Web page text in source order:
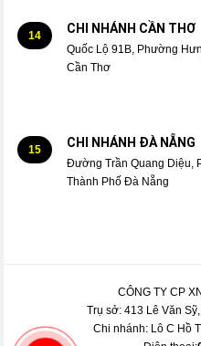
14 CHI NHÁNH CẦN THƠ
Quốc Lộ 91B, Phường
Cần Thơ
15 CHI NHÁNH ĐÀ NẴNG
Đường Trần Quang Diệu,
Thành Phố Đà Nẵng
CÔNG TY CP
Trụ sở: 413 Lê Văn
Chi nhánh: Lô C Hồ